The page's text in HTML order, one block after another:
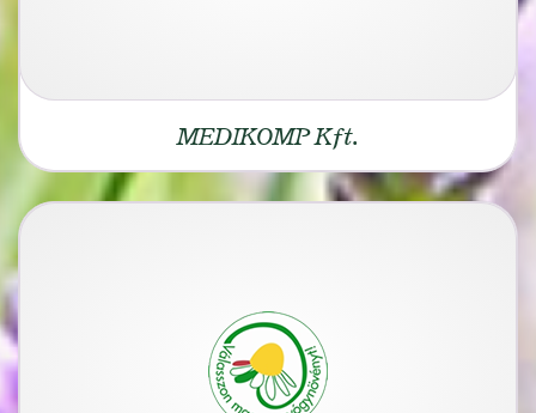
MEDIKOMP Kft.